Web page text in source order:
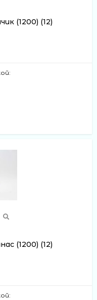
(1200) (12)
(1200) (12)